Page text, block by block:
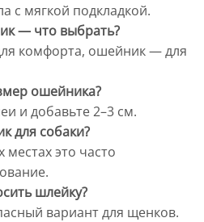
с мягкой подкладкой.
— что выбрать?
комфорта, ошейник — для
ошейника?
и добавьте 2–3 см.
для собаки?
это часто
шлейку?
вариант для щенков.